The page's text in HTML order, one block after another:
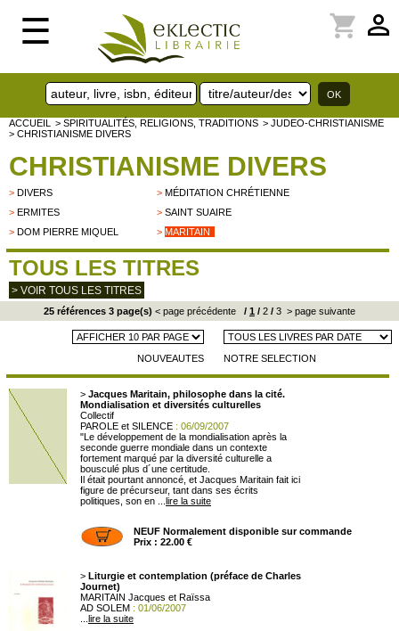
☰ perm_identity
shopping_cart
ACCUEIL > SPIRITUALITÉS, RELIGIONS, TRADITIONS > JUDEO-CHRISTIANISME
> CHRISTIANISME DIVERS
CHRISTIANISME DIVERS
> DIVERS >MÉDITATION CHRÉTIENNE
> ERMITES >SAINT SUAIRE
> DOM PIERRE MIQUEL > MARITAIN
TOUS LES TITRES
> VOIR TOUS LES TITRES
25 références 3 page(s) < page précédente / 1 / 2 / 3 > page suivante
NOUVEAUTES NOTRE SELECTION
> Jacques Maritain, philosophe dans la cité.
Mondialisation et diversités culturelles
Collectif
PAROLE et SILENCE : 06/09/2007
"Le développement de la mondialisation après la
seconde guerre mondiale dans un contexte
fortement marqué par la diversité culturelle a
bousculé plus d´une certitude.
Il était pourtant annoncé, et Jacques Maritain fait ici
figure de précurseur, tant dans ses écrits
politiques, son en ... lire la suite
NEUF Normalement disponible sur commande
Prix : 22.00 €
> Liturgie et contemplation (préface de Charles
Journet)
MARITAIN Jacques et Raïssa
AD SOLEM : 01/06/2007
lire la suite